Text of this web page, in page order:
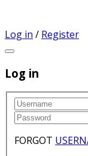
Log in / Register
Log in
FORGOT